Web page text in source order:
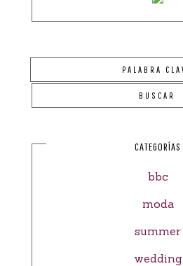
CATEGORÍAS
bbc
moda
summer
wedding